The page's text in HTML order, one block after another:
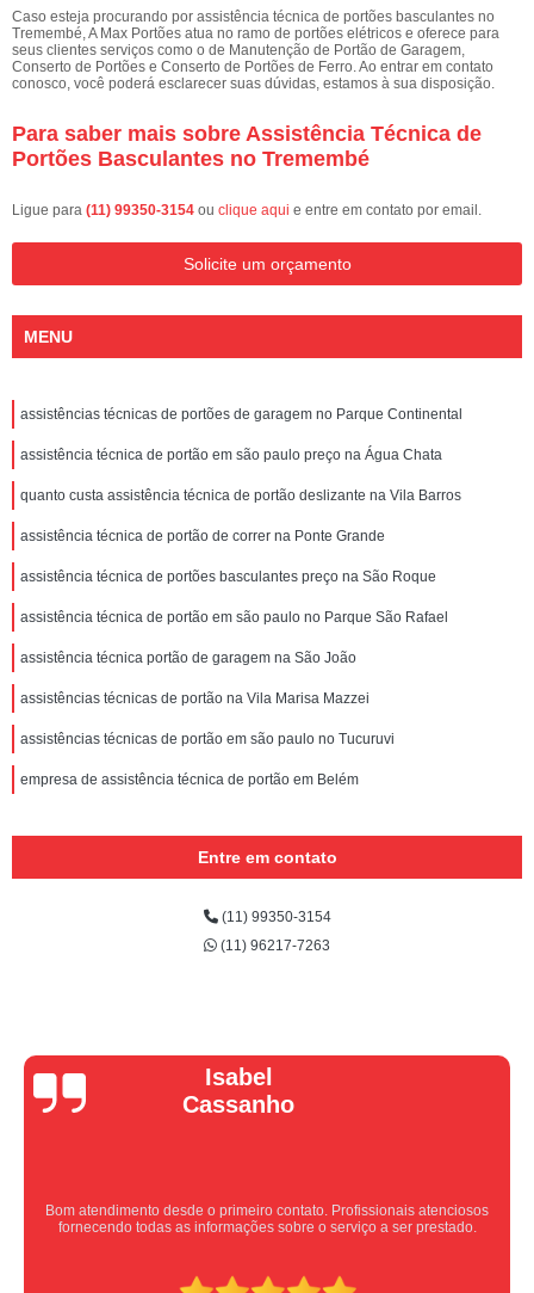
Caso esteja procurando por assistência técnica de portões basculantes no
Tremembé, A Max Portões atua no ramo de portões elétricos e oferece para
seus clientes serviços como o de Manutenção de Portão de Garagem,
Conserto de Portões e Conserto de Portões de Ferro. Ao entrar em contato
conosco, você poderá esclarecer suas dúvidas, estamos à sua disposição.
Para saber mais sobre Assistência Técnica de
Portões Basculantes no Tremembé
Ligue para (11) 99350-3154 ou clique aqui e entre em contato por email.
Solicite um orçamento
MENU
assistências técnicas de portões de garagem no Parque Continental
assistência técnica de portão em são paulo preço na Água Chata
quanto custa assistência técnica de portão deslizante na Vila Barros
assistência técnica de portão de correr na Ponte Grande
assistência técnica de portões basculantes preço na São Roque
assistência técnica de portão em são paulo no Parque São Rafael
assistência técnica portão de garagem na São João
assistências técnicas de portão na Vila Marisa Mazzei
assistências técnicas de portão em são paulo no Tucuruvi
empresa de assistência técnica de portão em Belém
Entre em contato
(11) 99350-3154
(11) 96217-7263
Vera Maria
Equipe nota 10, trabalho rápido com excelência , super organizados.
Super indico.